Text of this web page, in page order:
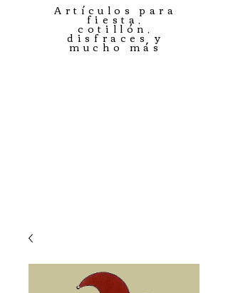
Artículos para
fiesta,
cotillón,
disfraces y
mucho más